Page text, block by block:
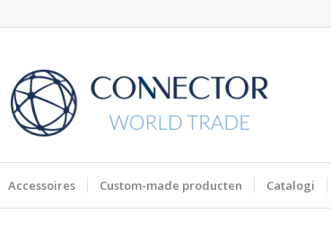
Accessoires Custom-made producten Catalogi